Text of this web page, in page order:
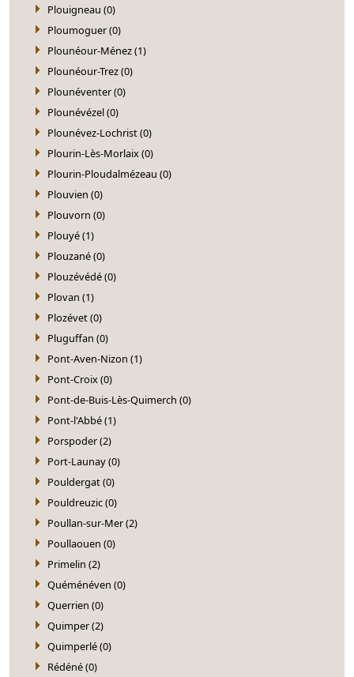
Plouigneau (0)
Ploumoguer (0)
Plounéour-Ménez (1)
Plounéour-Trez (0)
Plounéventer (0)
Plounévézel (0)
Plounévez-Lochrist (0)
Plourin-Lès-Morlaix (0)
Plourin-Ploudalmézeau (0)
Plouvien (0)
Plouvorn (0)
Plouyé (1)
Plouzané (0)
Plouzévédé (0)
Plovan (1)
Plozévet (0)
Pluguffan (0)
Pont-Aven-Nizon (1)
Pont-Croix (0)
Pont-de-Buis-Lès-Quimerch (0)
Pont-l'Abbé (1)
Porspoder (2)
Port-Launay (0)
Pouldergat (0)
Pouldreuzic (0)
Poullan-sur-Mer (2)
Poullaouen (0)
Primelin (2)
Quéménéven (0)
Querrien (0)
Quimper (2)
Quimperlé (0)
Rédéné (0)